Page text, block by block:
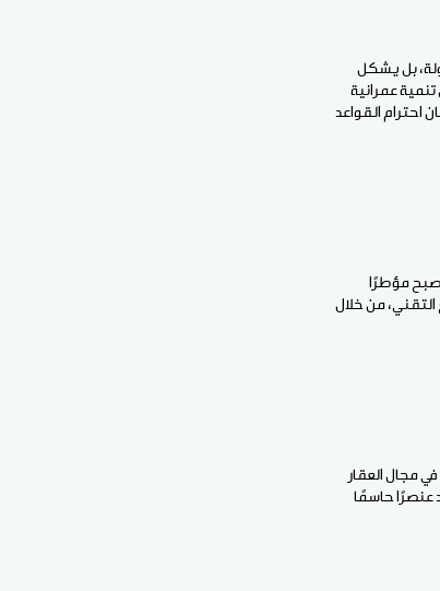
بل يشكل
عمرانية
احترام القواعد
مؤطرًا
التقني، من خلال
مجال العقار
عنصرًا حاسمًا